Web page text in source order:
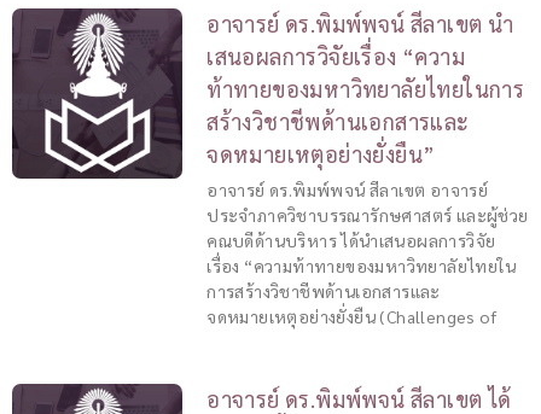
อาจารย์ ดร.พิมพ์พจน์ สีลาเขต นำ
เสนอผลการวิจัยเรื่อง “ความ
ท้าทายของมหาวิทยาลัยไทยในการ
สร้างวิชาชีพด้านเอกสารและ
จดหมายเหตุอย่างยั่งยืน”
อาจารย์ ดร.พิมพ์พจน์ สีลาเขต อาจารย์
ประจำภาควิชาบรรณารักษศาสตร์ และผู้ช่วย
คณบดีด้านบริหาร ได้นำเสนอผลการวิจัย
เรื่อง “ความท้าทายของมหาวิทยาลัยไทยใน
การสร้างวิชาชีพด้านเอกสารและ
จดหมายเหตุอย่างยั่งยืน (Challenges of
อาจารย์ ดร.พิมพ์พจน์ สีลาเขต ได้